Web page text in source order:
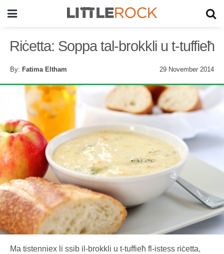
Riċetta: Soppa tal-brokkli u t-tuffieħ
By: Fatima Eltham 29 November 2014
Ma tistenniex li ssib il-brokkli u t-tuffieħ fl-istess riċetta,